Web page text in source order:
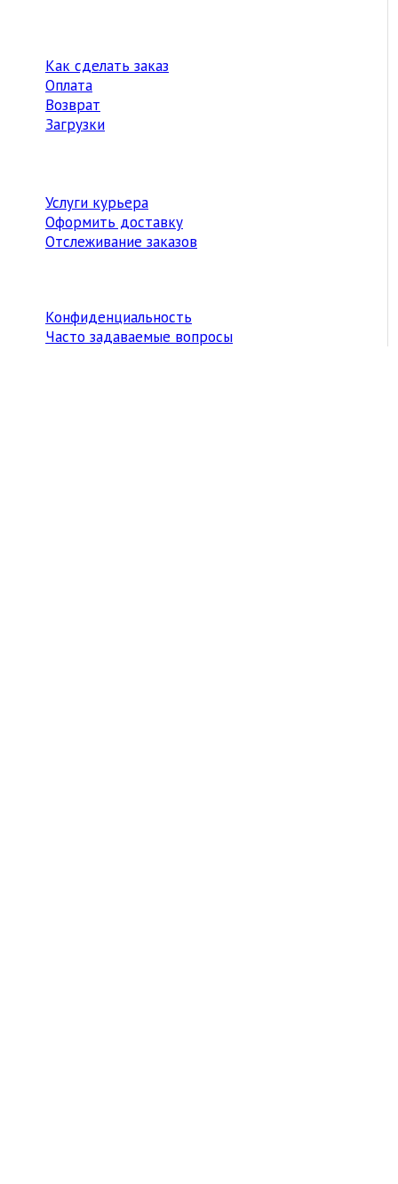
Как сделать заказ
Оплата
Возврат
Загрузки
Услуги курьера
Оформить доставку
Отслеживание заказов
Конфиденциальность
Часто задаваемые вопросы